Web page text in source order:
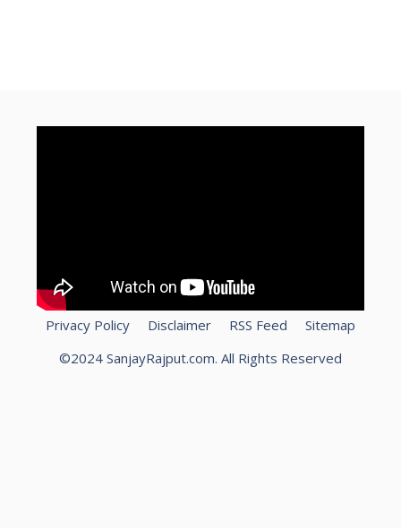
Privacy Policy Disclaimer RSS Feed
Sitemap
©2024 SanjayRajput.com. All Rights Reserved